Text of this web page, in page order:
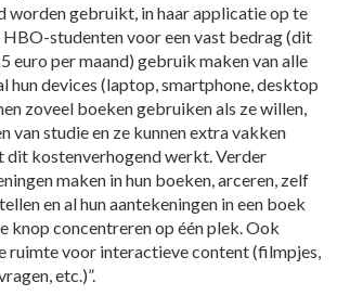
worden gebruikt, in haar applicatie op te
HBO-studenten voor een vast bedrag (dit
euro per maand) gebruik maken van alle
hun devices (laptop, smartphone, desktop
zoveel boeken gebruiken als ze willen,
van studie en ze kunnen extra vakken
dit kostenverhogend werkt. Verder
maken in hun boeken, arceren, zelf
en al hun aantekeningen in een boek
knop concentreren op één plek. Ook
ruimte voor interactieve content (filmpjes,
etc.)”.